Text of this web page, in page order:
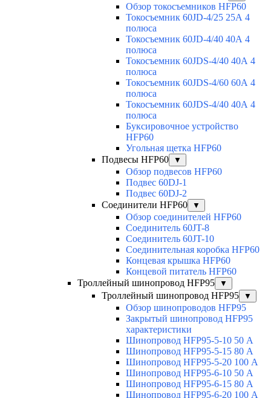
Обзор токосъемников HFP60
Токосъемник 60JD-4/25 25А 4
полюса
Токосъемник 60JD-4/40 40А 4
полюса
Токосъемник 60JDS-4/40 40А 4
полюса
Токосъемник 60JDS-4/60 60А 4
полюса
Токосъемник 60JDS-4/40 40А 4
полюса
Буксировочное устройство
HFP60
Угольная щетка HFP60
Подвесы HFP60
▼
Обзор подвесов HFP60
Подвес 60DJ-1
Подвес 60DJ-2
Соединители HFP60
▼
Обзор соединителей HFP60
Соединитель 60JT-8
Соединитель 60JT-10
Соединительная коробка HFP60
Концевая крышка HFP60
Концевой питатель HFP60
Троллейный шинопровод HFP95
▼
Троллейный шинопровод HFP95 ▼
Обзор шинопроводов HFP95
Закрытый шинопровод HFP95
характеристики
Шинопровод HFP95-5-10 50 А
Шинопровод HFP95-5-15 80 А
Шинопровод HFP95-5-20 100 А
Шинопровод HFP95-6-10 50 А
Шинопровод HFP95-6-15 80 А
Шинопровод HFP95-6-20 100 А